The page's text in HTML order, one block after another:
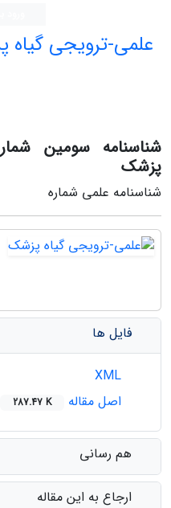
علمی-ترویجی
شناسنامه سومین
پزشک
شناسنامه علمی شماره
فایل ها
اصل مقاله
287.47 K
هم رسانی
ارجاع به این مقاله